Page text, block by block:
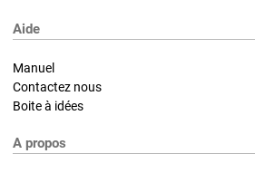
Aide
Manuel
Contactez nous
Boite à idées
A propos